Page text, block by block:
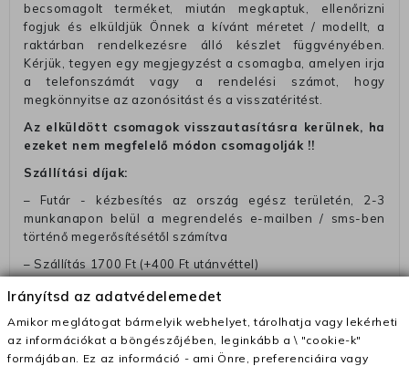
becsomagolt terméket, miután megkaptuk, ellenőrizni
fogjuk és elküldjük Önnek a kívánt méretet / modellt, a
raktárban rendelkezésre álló készlet függvényében.
Kérjük, tegyen egy megjegyzést a csomagba, amelyen irja
a telefonszámát vagy a rendelési számot, hogy
megkönnyitse az azonósitást és a visszatéritést.
Az elküldött csomagok visszautasításra kerülnek, ha
ezeket nem megfelelő módon csomagolják !!
Szállítási díjak:
– Futár - kézbesítés az ország egész területén, 2-3
munkanapon belül a megrendelés e-mailben / sms-ben
történő megerősítésétől számítva
– Szállítás 1700 Ft (+400 Ft utánvéttel)
– Ingyenes szállítás 31600 Ft feletti megrendeléseknél
(+400 Ft utánvétte)
– A kapott termék cseréjéért 3780 Ft szállítási díjat
számolunk fel (oda -vissza út)
Irányítsd az adatvédelemedet
Amikor meglátogat bármelyik webhelyet, tárolhatja vagy lekérheti
az információkat a böngészőjében, leginkább a \ "cookie-k"
formájában. Ez az információ - ami Önre, preferenciáira vagy